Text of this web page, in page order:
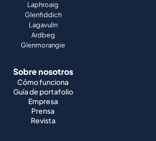
Laphroaig
Glenfiddich
Lagavulin
Ardbeg
Glenmorangie
Sobre nosotros
Cómo funciona
Guía de portafolio
Empresa
Prensa
Revista